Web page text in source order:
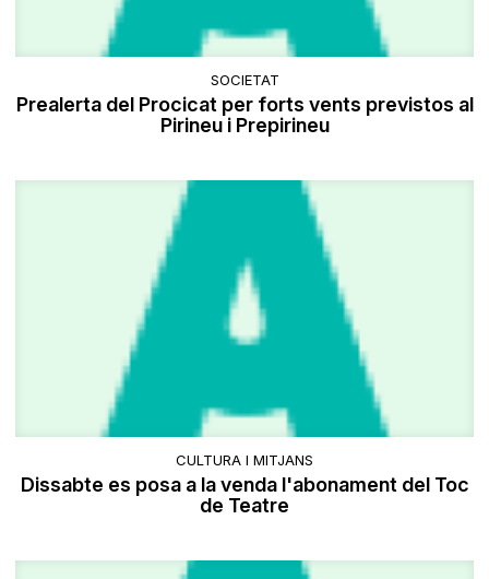
SOCIETAT
Prealerta del Procicat per forts vents previstos al
Pirineu i Prepirineu
CULTURA I MITJANS
Dissabte es posa a la venda l'abonament del Toc
de Teatre